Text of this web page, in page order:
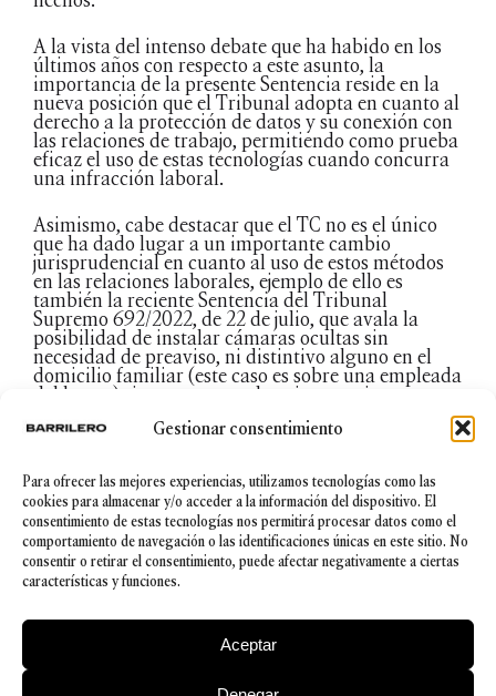
Gestionar consentimiento
Para ofrecer las mejores experiencias, utilizamos tecnologías como las
cookies para almacenar y/o acceder a la información del dispositivo. El
consentimiento de estas tecnologías nos permitirá procesar datos como el
comportamiento de navegación o las identificaciones únicas en este sitio. No
consentir o retirar el consentimiento, puede afectar negativamente a ciertas
características y funciones.
Aceptar
A la vista del intenso debate que ha habido en los
últimos años con respecto a este asunto, la
importancia de la presente Sentencia reside en la
nueva posición que el Tribunal adopta en cuanto al
derecho a la protección de datos y su conexión con
las relaciones de trabajo, permitiendo como prueba
eficaz el uso de estas tecnologías cuando concurra
una infracción laboral.
Asimismo, cabe destacar que el TC no es el único
que ha dado lugar a un importante cambio
jurisprudencial en cuanto al uso de estos métodos
en las relaciones laborales, ejemplo de ello es
también la reciente Sentencia del Tribunal
Supremo 692/2022, de 22 de julio, que avala la
posibilidad de instalar cámaras ocultas sin
necesidad de preaviso, ni distintivo alguno en el
domicilio familiar (este caso es sobre una empleada
del hogar) siempre y cuando existan serias
sospechas de la comisión de actos ilícitos por parte
del trabajador.
En conclusión, estos cambios en los criterios
jurisprudenciales tanto del Tribunal Constitucional
como del Tribunal Supremo deben de ser tenidos
en cuenta con cautela, ya que siempre debemos
analizar el caso concreto. Sin embargo, estas
sentencias abren un nuevo horizonte a aquellas
empresas que comprueben por estos medios
muchos casos sancionar supuestos que hasta ahora